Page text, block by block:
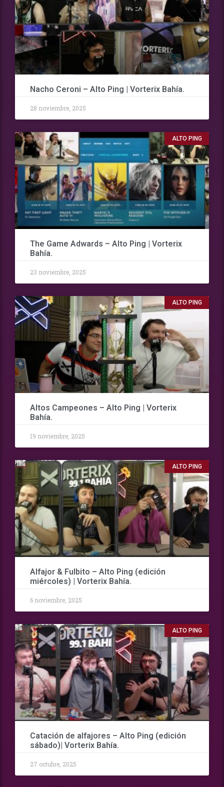
Nacho Ceroni – Alto Ping | Vorterix Bahía.
28 noviembre, 2025
ALTO PING
The Game Adwards – Alto Ping | Vorterix
Bahía.
23 noviembre, 2025
ALTO PING
Altos Campeones – Alto Ping | Vorterix
Bahía.
19 noviembre, 2025
ALTO PING
Alfajor & Fulbito – Alto Ping (edición
miércoles) | Vorterix Bahía.
6 noviembre, 2025
ALTO PING
Catación de alfajores – Alto Ping (edición
sábado)| Vorterix Bahía.
27 octubre, 2025